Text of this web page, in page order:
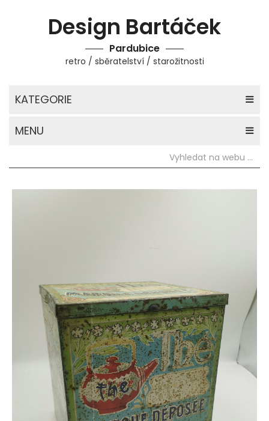
Design Bartáček
Pardubice
retro / sběratelství / starožitnosti
KATEGORIE
MENU